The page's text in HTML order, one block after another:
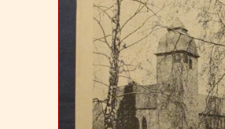
Die Brockhaus Auflagen
Die Meyer Auflagen
Zu den Angeboten